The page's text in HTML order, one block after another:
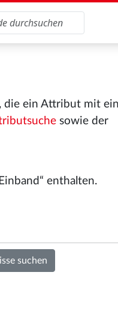
die ein Attribut mit
sowie der
enthalten.